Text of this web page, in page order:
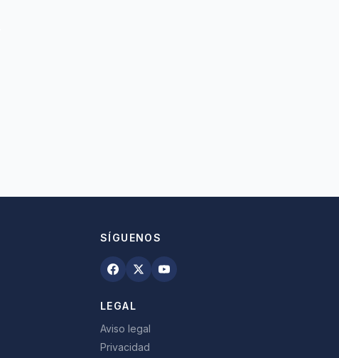
SÍGUENOS
LEGAL
Aviso legal
Privacidad